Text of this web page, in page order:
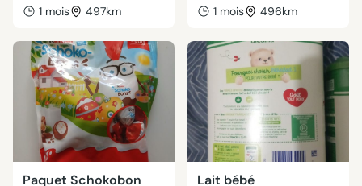
1 mois 497km 1 mois 496km
Paquet Schokobon Lait bébé